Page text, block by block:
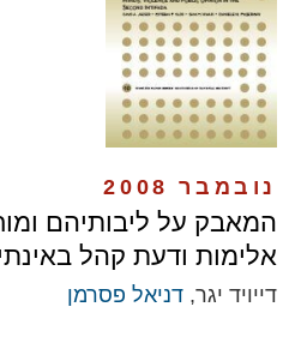
נובמבר 2008
המאבק על ליבותיהם
אלימות ודעת קהל
דייויד יגר, דניאל פסרמן